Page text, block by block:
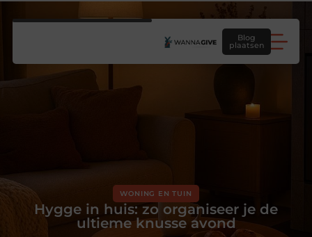
Blog
plaatsen
WONING EN TUIN
Hygge in huis: zo organiseer je de
ultieme knusse avond